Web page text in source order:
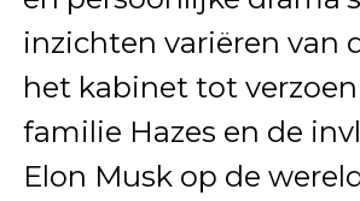
inzichten variëren van
het kabinet tot
familie Hazes en de
Elon Musk op de